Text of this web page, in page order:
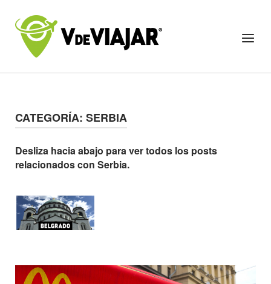
content
Home
Menu
CATEGORÍA: SERBIA
Desliza hacia abajo para ver todos los posts
relacionados con Serbia.
Open post